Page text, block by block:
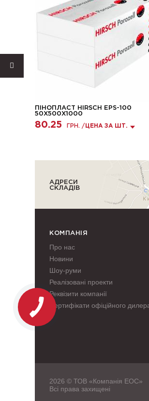
ПІНОПЛАСТ HIRSCH EPS-100
50X500X1000
80.25 ГРН. / ЦЕНА ЗА ШТ.
АДРЕСИ
СКЛАДІВ
КОМПАНІЯ
Про нас
Новини
Шоу-руми
Реалізовані проекти
Реквізити компанії
Сертифікати офіційного
2026 © ТОВ «Компанія ЕОС»
Всі права захищені